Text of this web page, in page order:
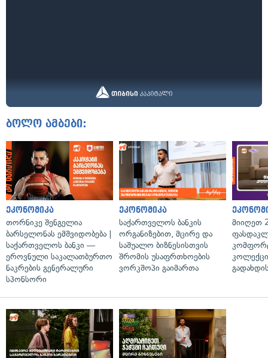
ბოლო ამბები:
ეკონომიკა
თორნიკე შენგელია
ბარსელონას ემშვიდობება |
საქართველოს ბანკი —
ეროვნული საკალათბურთო
ნაკრების გენერალური
სპონსორი
ეკონომიკა
საქართველოს ბანკის
ორგანიზებით, მცირე და
საშუალო ბიზნესისთვის
შრომის უსაფრთხოების
ვორკშოპი გაიმართა
მიიღეთ